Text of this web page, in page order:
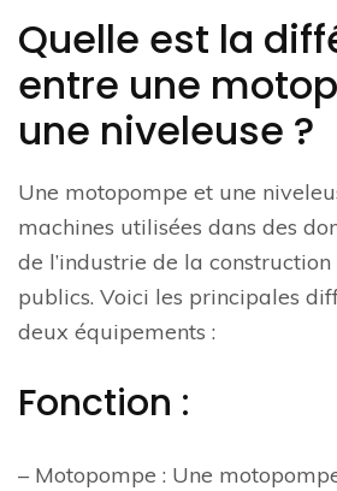
Quelle est la
entre une
une niveleuse ?
Une motopompe et une
machines utilisées dans des
de l’industrie de la
publics. Voici les principales
deux équipements :
Fonction :
– Motopompe : Une